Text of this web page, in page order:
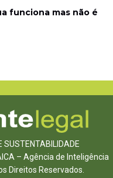
funciona mas não é
SUSTENTABILIDADE
– Agência de Inteligência
Direitos Reservados.